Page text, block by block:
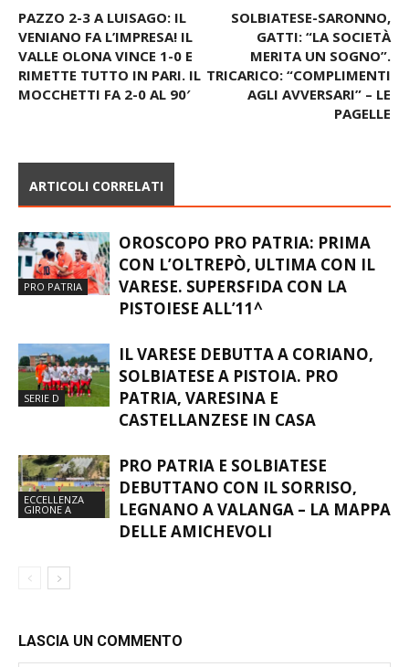
PAZZO 2-3 A LUISAGO: IL
VENIANO FA L’IMPRESA! IL
VALLE OLONA VINCE 1-0 E
RIMETTE TUTTO IN PARI. IL
MOCCHETTI FA 2-0 AL 90′
SOLBIATESE-SARONNO,
GATTI: “LA SOCIETÀ
MERITA UN SOGNO”.
TRICARICO: “COMPLIMENTI
AGLI AVVERSARI” – LE
PAGELLE
ARTICOLI CORRELATI
PRO PATRIA
OROSCOPO PRO PATRIA: PRIMA
CON L’OLTREPÒ, ULTIMA CON IL
VARESE. SUPERSFIDA CON LA
PISTOIESE ALL’11^
SERIE D
IL VARESE DEBUTTA A CORIANO,
SOLBIATESE A PISTOIA. PRO
PATRIA, VARESINA E
CASTELLANZESE IN CASA
ECCELLENZA
GIRONE A
PRO PATRIA E SOLBIATESE
DEBUTTANO CON IL SORRISO,
LEGNANO A VALANGA – LA MAPPA
DELLE AMICHEVOLI
LASCIA UN COMMENTO